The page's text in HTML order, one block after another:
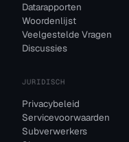
Datarapporten
Woordenlijst
Veelgestelde Vragen
Discussies
JURIDISCH
Privacybeleid
Servicevoorwaarden
Subverwerkers